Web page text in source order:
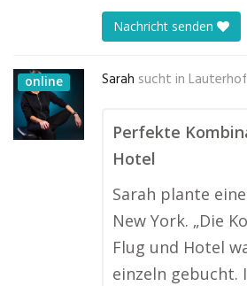
Nachricht senden
online Sarah sucht in
Perfekte
Hotel
Sarah plante
New York. „Die
Flug und Hotel
einzeln gebucht.